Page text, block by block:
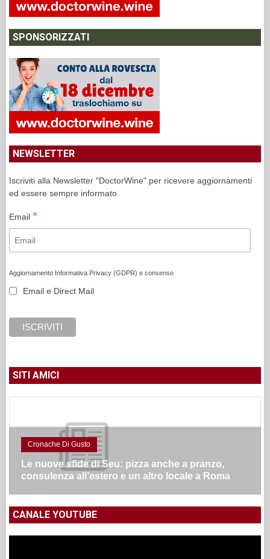
SPONSORIZZATI
NEWSLETTER
Iscriviti alla Newsletter "DoctorWine" per ricevere aggiornamenti
ed essere sempre informato.
Email *
Aggiornamento Informativa Privacy (GDPR) e consenso
Email e Direct Mail
SITI AMICI
Cronache Di Gusto
Le nuove sfide di Seu: pizza anche a pranzo,
consulenza all’estero e un altro locale a Roma
CANALE YOUTUBE